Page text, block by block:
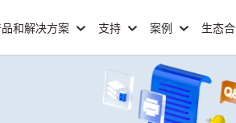
品和解决方案 支持 案例 生态